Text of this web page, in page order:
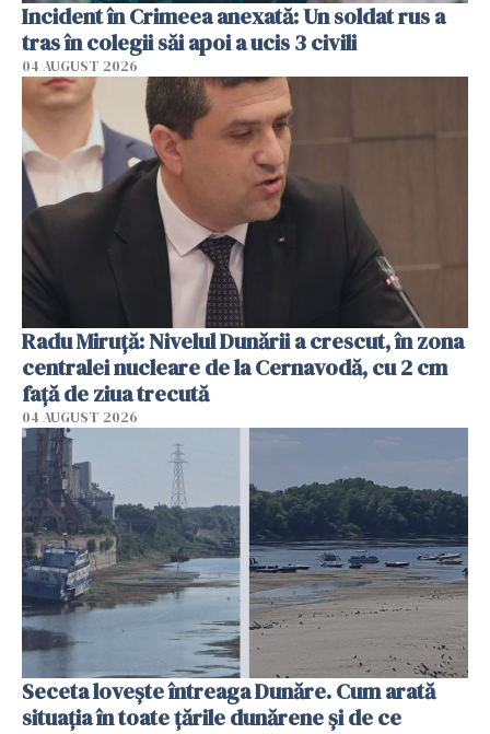
Incident în Crimeea anexată: Un soldat rus a
tras în colegii săi apoi a ucis 3 civili
04 AUGUST 2026
Radu Miruţă: Nivelul Dunării a crescut, în zona
centralei nucleare de la Cernavodă, cu 2 cm
faţă de ziua trecută
04 AUGUST 2026
Seceta lovește întreaga Dunăre. Cum arată
situația în toate țările dunărene și de ce